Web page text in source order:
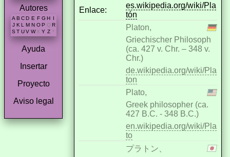
Autores
A B C D E F G H
J K L M N O P Q R
S T U V W X Y Z *
Ayuda
Insertar
Proyecto
Aviso legal
Enlace:
es.wikipedia.org/wiki/Pla
tón
Platon,
Griechischer Philosoph
(ca. 427 v. Chr. – 348 v.
Chr.)
de.wikipedia.org/wiki/Pla
ton
Plato,
Greek philosopher (ca.
427 B.C. - 348 B.C.)
en.wikipedia.org/wiki/Pla
to
プラトン、